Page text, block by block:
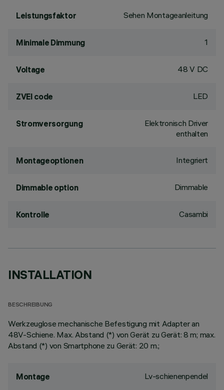
Leistungsfaktor Sehen Montageanleitung
Minimale Dimmung 1
Voltage 48 V DC
ZVEI code LED
Stromversorgung
Elektronisch Driver
enthalten
Montageoptionen Integriert
Dimmable option Dimmable
Kontrolle Casambi
INSTALLATION
BESCHREIBUNG
Werkzeuglose mechanische Befestigung mit Adapter an
48V-Schiene. Max. Abstand (*) von Gerät zu Gerät: 8 m; max.
Abstand (*) von Smartphone zu Gerät: 20 m.;
Montage Lv-schienenpendel